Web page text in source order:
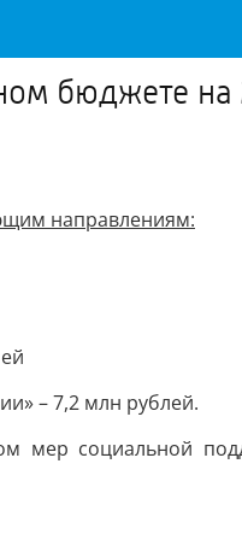
бюджете
направлениям:
– 7,2 млн рублей.
мер социальной